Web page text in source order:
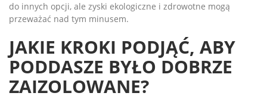
do innych opcji, ale zyski ekologiczne i zdrowotne mogą
przeważać nad tym minusem.
JAKIE KROKI PODJĄĆ, ABY
PODDASZE BYŁO DOBRZE
ZAIZOLOWANE?